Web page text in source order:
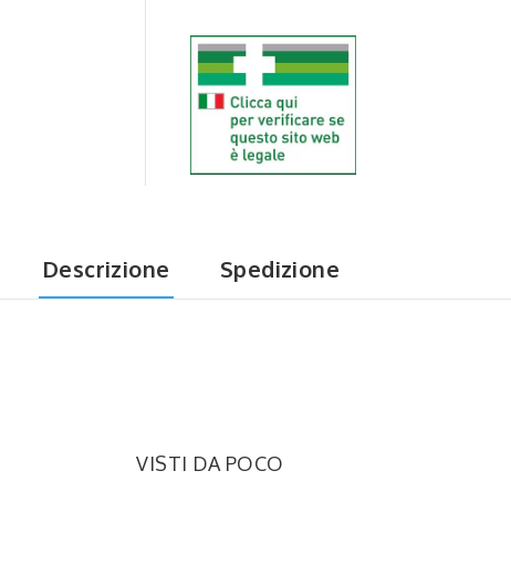
Descrizione Spedizione
VISTI DA POCO